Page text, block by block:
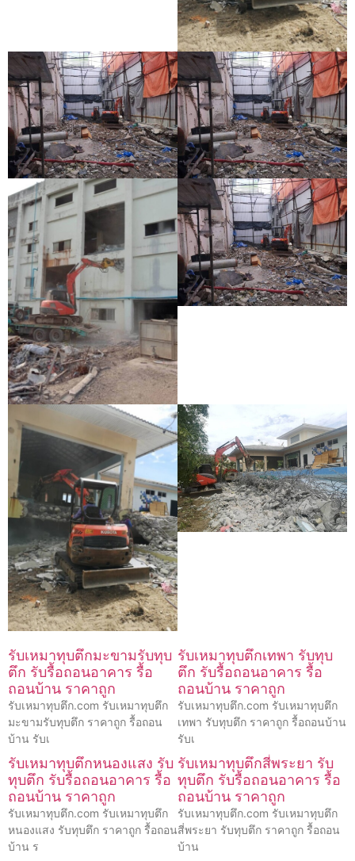
รับเหมาทุบตึกมะขามรับทุบ
ตึก รับรื้อถอนอาคาร รื้อ
ถอนบ้าน ราคาถูก
รับเหมาทุบตึก.com รับเหมาทุบตึก
มะขามรับทุบตึก ราคาถูก รื้อถอน
บ้าน รับเ
รับเหมาทุบตึกเทพา รับทุบ
ตึก รับรื้อถอนอาคาร รื้อ
ถอนบ้าน ราคาถูก
รับเหมาทุบตึก.com รับเหมาทุบตึก
เทพา รับทุบตึก ราคาถูก รื้อถอนบ้าน
รับเ
รับเหมาทุบตึกหนองแสง รับ
ทุบตึก รับรื้อถอนอาคาร รื้อ
ถอนบ้าน ราคาถูก
รับเหมาทุบตึก.com รับเหมาทุบตึก
หนองแสง รับทุบตึก ราคาถูก รื้อถอน
บ้าน ร
รับเหมาทุบตึกสี่พระยา รับ
ทุบตึก รับรื้อถอนอาคาร รื้อ
ถอนบ้าน ราคาถูก
รับเหมาทุบตึก.com รับเหมาทุบตึก
สี่พระยา รับทุบตึก ราคาถูก รื้อถอน
บ้าน